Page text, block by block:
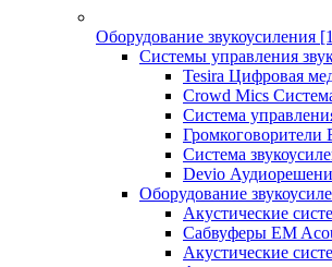
Оборудование звукоусиления
Системы управления
Tesira Цифровая
Crowd Mics
Система
Громкоговорители
Система
Devio
Оборудование
Акустические
Сабвуферы EM
Акустические